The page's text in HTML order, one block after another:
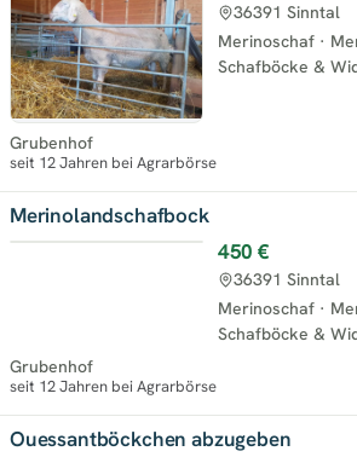
Merinoschaf ·
Schafböcke &
36391 Sinntal
Grubenhof
seit 12 Jahren bei Agrarbörse
Merinolandschafbock
450 €
Merinoschaf ·
Schafböcke &
36391 Sinntal
Grubenhof
seit 12 Jahren bei Agrarbörse
Ouessantböckchen abzugeben